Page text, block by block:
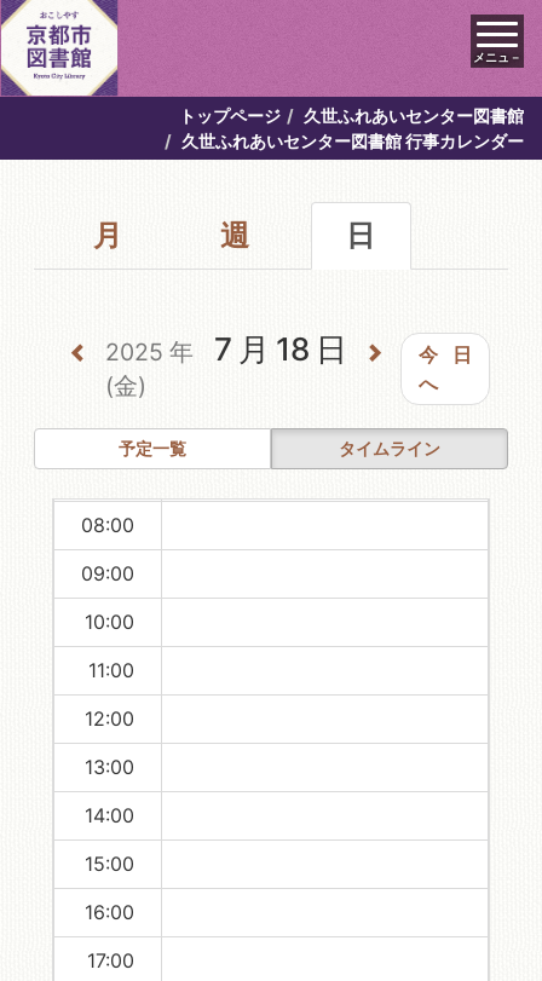
メニュ－
トップページ
久世ふれあいセンター図書館
久世ふれあいセンター図書館 行事カレンダー
月 週 日
2025年 7月18日
(金)
今日
へ
予定一覧 タイムライン
02:00
05:00
06:00
07:00
08:00
09:00
10:00
11:00
12:00
13:00
14:00
15:00
16:00
17:00